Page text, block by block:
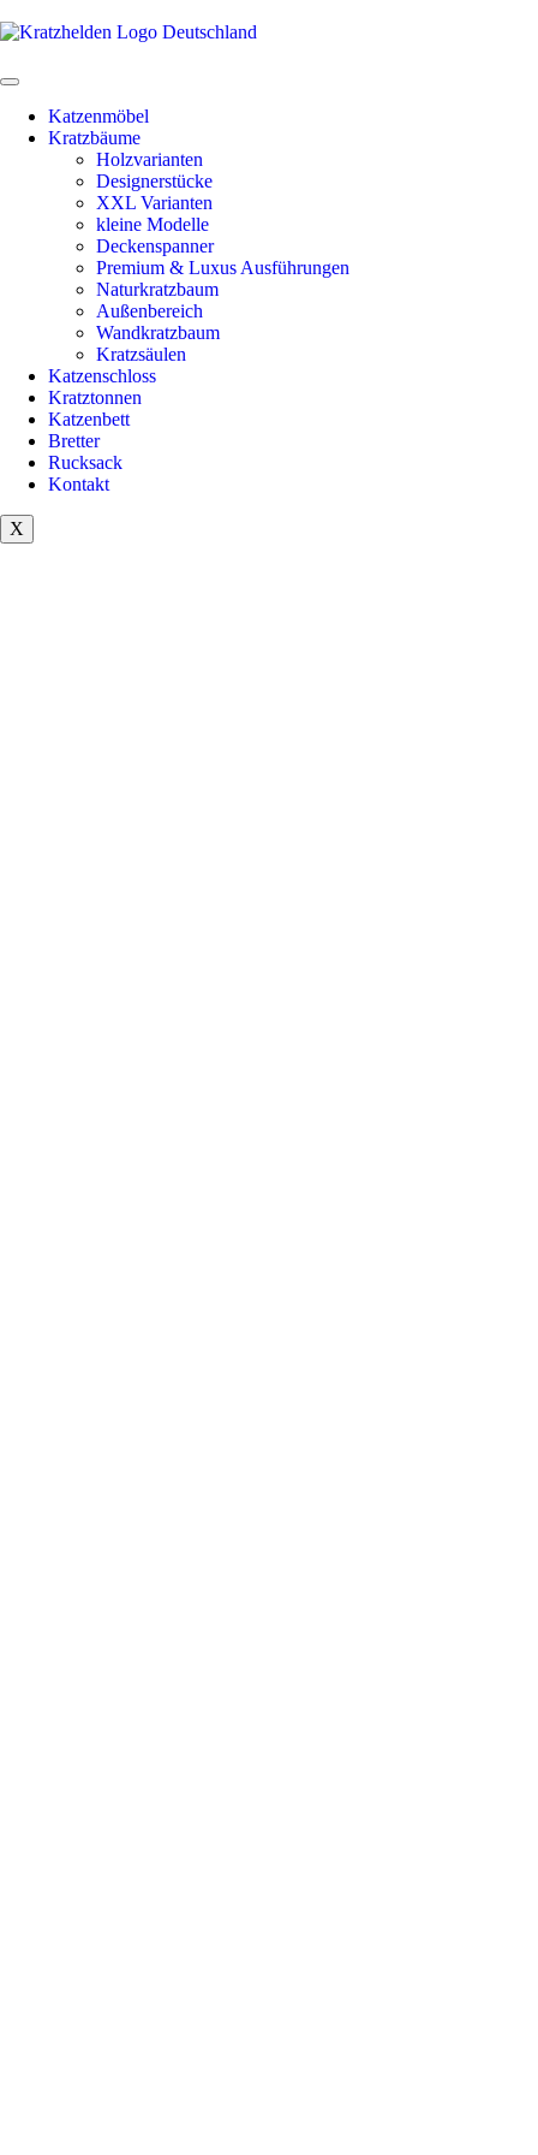
Katzenmöbel
Kratzbäume
Holzvarianten
Designerstücke
XXL Varianten
kleine Modelle
Deckenspanner
Premium & Luxus Ausführungen
Naturkratzbaum
Außenbereich
Wandkratzbaum
Kratzsäulen
Katzenschloss
Kratztonnen
Katzenbett
Bretter
Rucksack
Kontakt
X